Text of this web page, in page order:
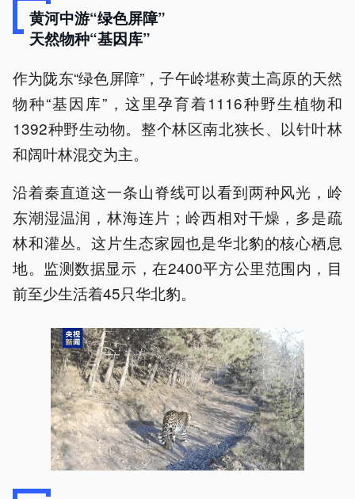
黄河中游“绿色屏障”
天然物种“基因库”
作为陇东“绿色屏障”，子午岭堪称黄土高原的天然
物种“基因库”，这里孕育着1116种野生植物和
1392种野生动物。整个林区南北狭长、以针叶林
和阔叶林混交为主。
沿着秦直道这一条山脊线可以看到两种风光，岭
东潮湿温润，林海连片；岭西相对干燥，多是疏
林和灌丛。这片生态家园也是华北豹的核心栖息
地。监测数据显示，在2400平方公里范围内，目
前至少生活着45只华北豹。